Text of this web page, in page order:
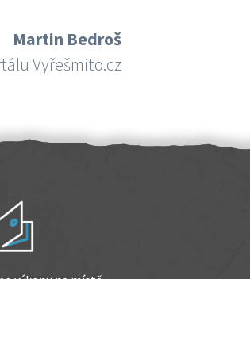
Martin Bedroš
Vyřešmito.cz
výkonu na místě